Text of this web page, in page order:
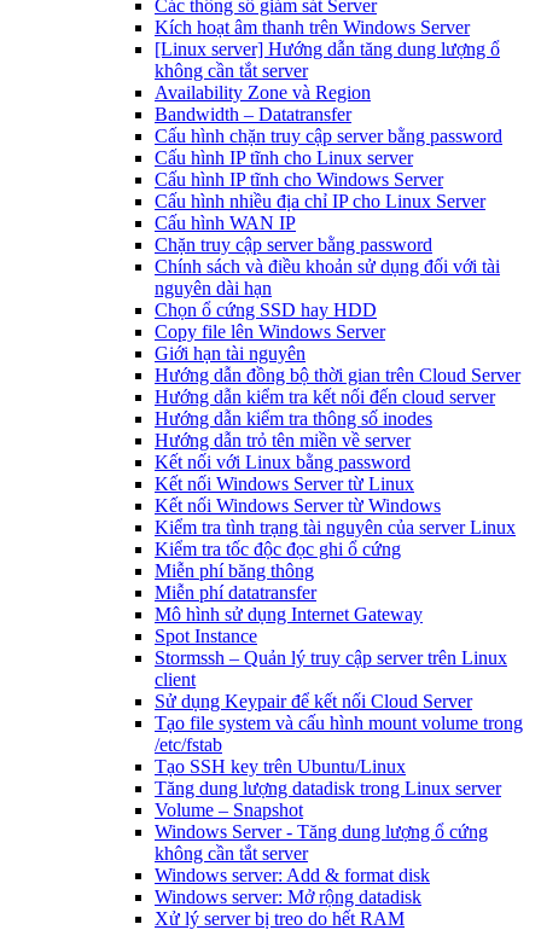
Các thông số giám sát Server
Kích hoạt âm thanh trên Windows Server
[Linux server] Hướng dẫn tăng dung lượng ổ
không cần tắt server
Availability Zone và Region
Bandwidth – Datatransfer
Cấu hình chặn truy cập server bằng password
Cấu hình IP tĩnh cho Linux server
Cấu hình IP tĩnh cho Windows Server
Cấu hình nhiều địa chỉ IP cho Linux Server
Cấu hình WAN IP
Chặn truy cập server bằng password
Chính sách và điều khoản sử dụng đối với tài
nguyên dài hạn
Chọn ổ cứng SSD hay HDD
Copy file lên Windows Server
Giới hạn tài nguyên
Hướng dẫn đồng bộ thời gian trên Cloud Server
Hướng dẫn kiểm tra kết nối đến cloud server
Hướng dẫn kiểm tra thông số inodes
Hướng dẫn trỏ tên miền về server
Kết nối với Linux bằng password
Kết nối Windows Server từ Linux
Kết nối Windows Server từ Windows
Kiểm tra tình trạng tài nguyên của server Linux
Kiểm tra tốc độc đọc ghi ổ cứng
Miễn phí băng thông
Miễn phí datatransfer
Mô hình sử dụng Internet Gateway
Spot Instance
Stormssh – Quản lý truy cập server trên Linux
client
Sử dụng Keypair để kết nối Cloud Server
Tạo file system và cấu hình mount volume trong
/etc/fstab
Tạo SSH key trên Ubuntu/Linux
Tăng dung lượng datadisk trong Linux server
Volume – Snapshot
Windows Server - Tăng dung lượng ổ cứng
không cần tắt server
Windows server: Add & format disk
Windows server: Mở rộng datadisk
Xử lý server bị treo do hết RAM